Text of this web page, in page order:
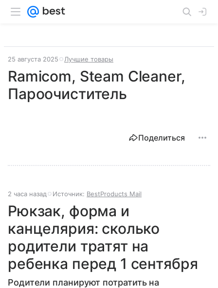
25 августа 2025 Лучшие товары
Ramicom, Steam Cleaner,
Пароочиститель
Поделиться
2 часа назад Источник: BestProducts Mail
Рюкзак, форма и
канцелярия: сколько
родители тратят на
ребенка перед 1 сентября
Родители планируют потратить на